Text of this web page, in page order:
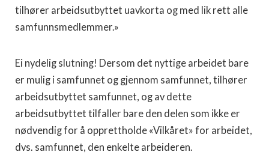
tilhører arbeidsutbyttet uavkorta og med lik rett alle
samfunnsmedlemmer.»
Ei nydelig slutning! Dersom det nyttige arbeidet bare
er mulig i samfunnet og gjennom samfunnet, tilhører
arbeidsutbyttet samfunnet, og av dette
arbeidsutbyttet tilfaller bare den delen som ikke er
nødvendig for å opprettholde «Vilkåret» for arbeidet,
dvs. samfunnet, den enkelte arbeideren.